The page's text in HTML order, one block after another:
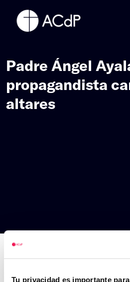
Tu privacidad es importante
Padre Ángel
propagandista
altares
Anterior